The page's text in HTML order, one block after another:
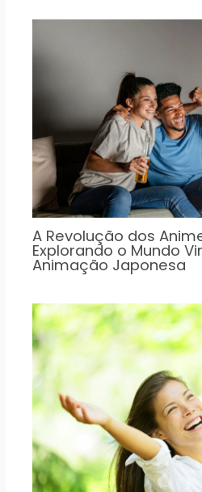
A Revolução dos
Explorando o Mundo
Animação Japonesa